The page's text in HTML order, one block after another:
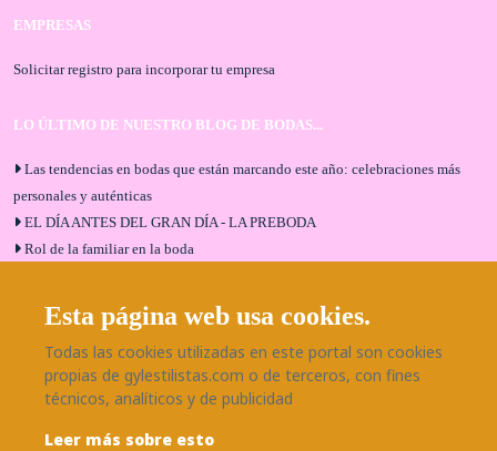
EMPRESAS
Solicitar registro para incorporar tu empresa
LO ÚLTIMO DE NUESTRO BLOG DE BODAS...
Las tendencias en bodas que están marcando este año: celebraciones más
personales y auténticas
EL DÍA ANTES DEL GRAN DÍA - LA PREBODA
Rol de la familiar en la boda
Bodas en Alhaurín de la Torre: entrevista exclusiva con Bodaeventos
Málaga
¿Cómo será tu boda?
Blog de bodas
SÍGUENOS EN NUESTRAS REDES
Esta página web usa cookies.
Todas las cookies utilizadas en este portal son cookies
propias de gylestilistas.com o de terceros, con fines
técnicos, analíticos y de publicidad
Leer más sobre esto